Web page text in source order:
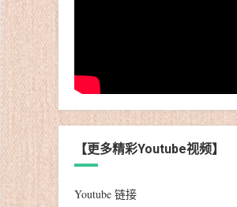
【更多精彩Youtube视频】
Youtube 链接